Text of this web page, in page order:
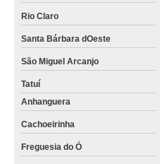
Rio Claro
Santa Bárbara dOeste
São Miguel Arcanjo
Tatuí
Anhanguera
Cachoeirinha
Freguesia do Ó